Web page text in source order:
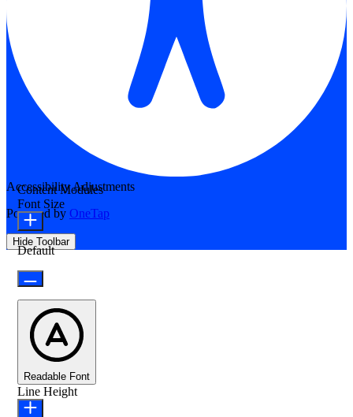
Accessibility Adjustments
Powered by OneTap
Hide Toolbar
Content Modules
Font Size
Default
Readable Font
Line Height